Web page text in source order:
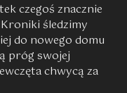
czegoś znacznie
śledzimy
do nowego domu
próg swojej
chwycą za